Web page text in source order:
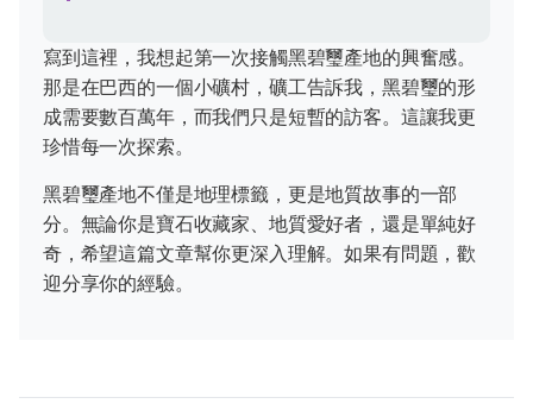
寫到這裡，我想起第一次接觸黑碧璽產地的興奮感。
那是在巴西的一個小礦村，礦工告訴我，黑碧璽的形
成需要數百萬年，而我們只是短暫的訪客。這讓我更
珍惜每一次探索。
黑碧璽產地不僅是地理標籤，更是地質故事的一部
分。無論你是寶石收藏家、地質愛好者，還是單純好
奇，希望這篇文章幫你更深入理解。如果有問題，歡
迎分享你的經驗。